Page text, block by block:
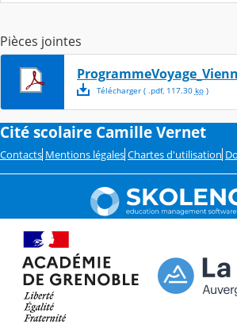
Pièces jointes
Télécharger( .pdf, 117.30 ko)
Cité scolaire Camille Vernet
Contacts Mentions légales Chartes d'utilisation